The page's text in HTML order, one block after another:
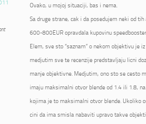
Ovako, u mojoj situaciji, bas i nema.
Sa druge strane, cak i da posedujem neki od
600-800EUR opravdala kupovinu
Elem, sve sto “saznam” o nekom objektivu je
medjutim sve te recenzije predstavljaju licni
manje objektivne. Medjutim, ono sto se cesto
imaju maksimalni otvor blende od 1.4 ili 1.8,
kojima je to maksimalni otvor blende. Ukoliko
cini da ima smisla nabaviti upravo takve